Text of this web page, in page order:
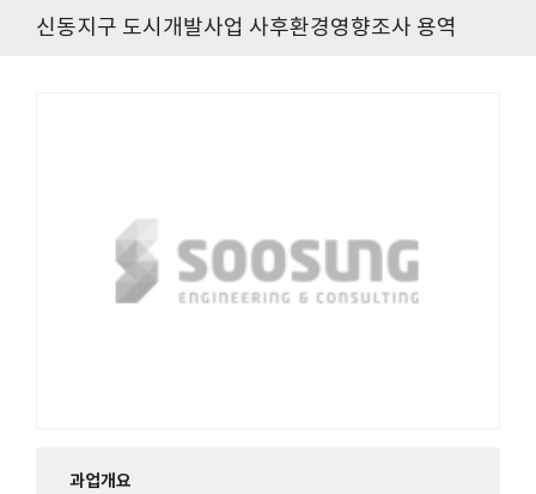
신동지구 도시개발사업 사후환경영향조사 용역
과업개요